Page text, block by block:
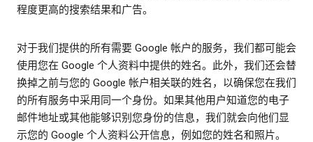
程度更高的搜索结果和广告。
对于我们提供的所有需要 Google 帐户的服务，我们都可能会
使用您在 Google 个人资料中提供的姓名。此外，我们还会替
换掉之前与您的 Google 帐户相关联的姓名，以确保您在我们
的所有服务中采用同一个身份。如果其他用户知道您的电子
邮件地址或其他能够识别您身份的信息，我们就会向他们显
示您的 Google 个人资料公开信息，例如您的姓名和照片。